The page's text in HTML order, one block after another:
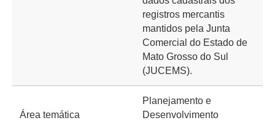
registros mercantis
mantidos pela Junta
Comercial do Estado de
Mato Grosso do Sul
(JUCEMS).
Área temática
Planejamento e
Desenvolvimento